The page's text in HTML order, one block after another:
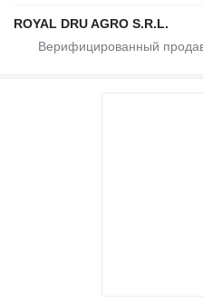
ROYAL DRU AGRO S.R.L.